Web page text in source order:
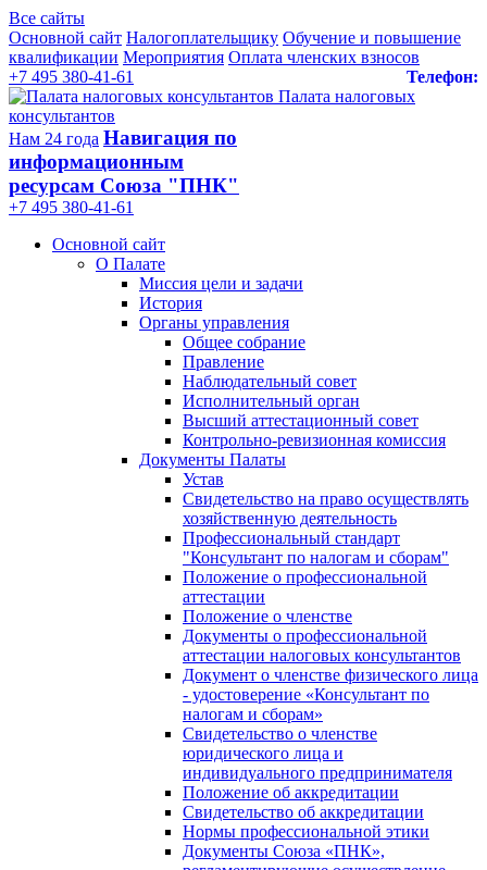
Все сайты
Основной сайт Налогоплательщику Обучение и повышение
квалификации Мероприятия Оплата членских взносов
Телефон:
+7 495 380-41-61
Палата налоговых
консультантов
Нам 24 года Навигация по
информационным
ресурсам Союза "ПНК"
+7 495 380‑41‑61
Основной сайт
О Палате
Миссия цели и задачи
История
Органы управления
Общее собрание
Правление
Наблюдательный совет
Исполнительный орган
Высший аттестационный совет
Контрольно-ревизионная комиссия
Документы Палаты
Устав
Свидетельство на право осуществлять
хозяйственную деятельность
Профессиональный стандарт
"Консультант по налогам и сборам"
Положение о профессиональной
аттестации
Положение о членстве
Документы о профессиональной
аттестации налоговых консультантов
Документ о членстве физического лица
- удостоверение «Консультант по
налогам и сборам»
Свидетельство о членстве
юридического лица и
индивидуального предпринимателя
Положение об аккредитации
Свидетельство об аккредитации
Нормы профессиональной этики
Документы Союза «ПНК»,